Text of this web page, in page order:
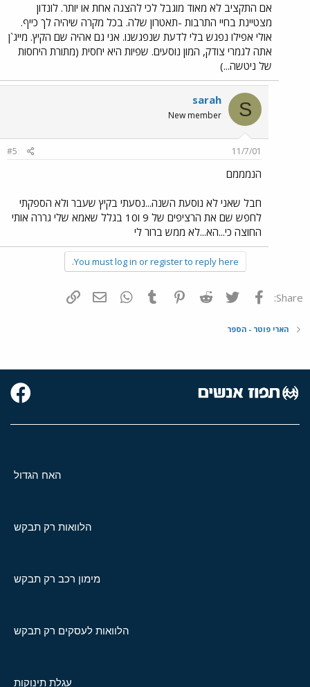
אם התקציב לא מאוד מוגבל לכי להצגה אחת או יותר. לונדון
מצטיינת בחיי התרבות -תאטרון שלה. בכל מקרה שיהיה לך כייף.
אולי אפילו נפגש בלי לדעת שנפגשנו. אני גם אהיה שם הקיץ. מייג`ן
אתה לגמרי צודק, המון נוסעים. שפיות היא יחסית (מתורת היחסות
של ניטשה...)
S
sarah
New member
11/7/01
#5
הנמממם
חבל שאני לא נוסעת השנה...נסעתי בקיץ שעבר ולא הספקתי
לחפש שם את הרציפים של 9 ו10 בגלל שאמא שלי גררה אותי
החוצה כי...הא...לא ממש ברור לי
You must log in or register to reply here.
Share: פייסבוק Twitter
Reddit
Pinterest
Tumblr
WhatsAppדואר אלקטרוני
הארי פוטר - הספר
האח הגדול
הלוואות רק תבקש
מימון רכב רק תבקש
הלוואות לעסקים רק תבקש
עגלת תינוקות